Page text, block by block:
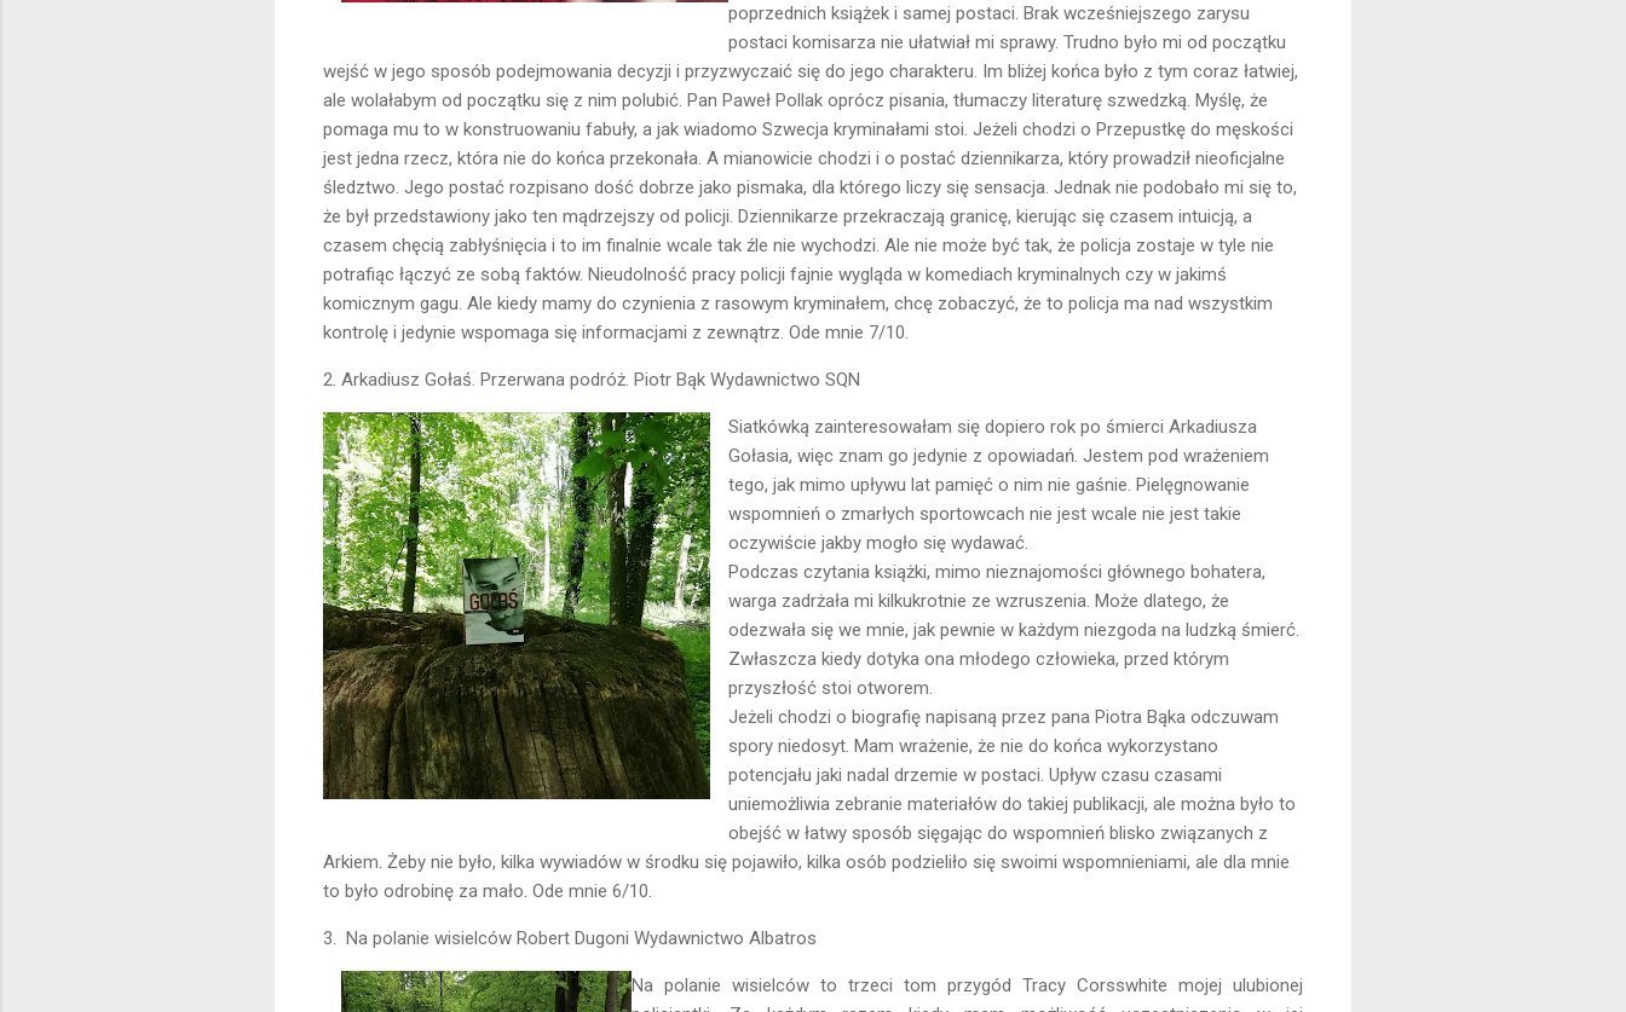
poprzednich książek i samej postaci. Brak wcześniejszego zarysu
postaci komisarza nie ułatwiał mi sprawy. Trudno było mi od początku
wejść w jego sposób podejmowania decyzji i przyzwyczaić się do jego charakteru. Im bliżej końca było z tym coraz łatwiej,
ale wolałabym od początku się z nim polubić. Pan Paweł Pollak oprócz pisania, tłumaczy literaturę szwedzką. Myślę, że
pomaga mu to w konstruowaniu fabuły, a jak wiadomo Szwecja kryminałami stoi. Jeżeli chodzi o Przepustkę do męskości
jest jedna rzecz, która nie do końca przekonała. A mianowicie chodzi i o postać dziennikarza, który prowadził nieoficjalne
śledztwo. Jego postać rozpisano dość dobrze jako pismaka, dla którego liczy się sensacja. Jednak nie podobało mi się to,
że był przedstawiony jako ten mądrzejszy od policji. Dziennikarze przekraczają granicę, kierując się czasem intuicją, a
czasem chęcią zabłyśnięcia i to im finalnie wcale tak źle nie wychodzi. Ale nie może być tak, że policja zostaje w tyle nie
potrafiąc łączyć ze sobą faktów. Nieudolność pracy policji fajnie wygląda w komediach kryminalnych czy w jakimś
komicznym gagu. Ale kiedy mamy do czynienia z rasowym kryminałem, chcę zobaczyć, że to policja ma nad wszystkim
kontrolę i jedynie wspomaga się informacjami z zewnątrz. Ode mnie 7/10.
2. Arkadiusz Gołaś. Przerwana podróż. Piotr Bąk Wydawnictwo SQN
Siatkówką zainteresowałam się dopiero rok po śmierci Arkadiusza
Gołasia, więc znam go jedynie z opowiadań. Jestem pod wrażeniem
tego, jak mimo upływu lat pamięć o nim nie gaśnie. Pielęgnowanie
wspomnień o zmarłych sportowcach nie jest wcale nie jest takie
oczywiście jakby mogło się wydawać.
Podczas czytania książki, mimo nieznajomości głównego bohatera,
warga zadrżała mi kilkukrotnie ze wzruszenia. Może dlatego, że
odezwała się we mnie, jak pewnie w każdym niezgoda na ludzką śmierć.
Zwłaszcza kiedy dotyka ona młodego człowieka, przed którym
przyszłość stoi otworem.
Jeżeli chodzi o biografię napisaną przez pana Piotra Bąka odczuwam
spory niedosyt. Mam wrażenie, że nie do końca wykorzystano
potencjału jaki nadal drzemie w postaci. Upływ czasu czasami
uniemożliwia zebranie materiałów do takiej publikacji, ale można było to
obejść w łatwy sposób sięgając do wspomnień blisko związanych z
Arkiem. Żeby nie było, kilka wywiadów w środku się pojawiło, kilka osób podzieliło się swoimi wspomnieniami, ale dla mnie
to było odrobinę za mało. Ode mnie 6/10.
3. Na polanie wisielców Robert Dugoni Wydawnictwo Albatros
Na polanie wisielców to trzeci tom przygód Tracy Corsswhite mojej ulubionej